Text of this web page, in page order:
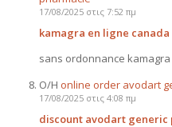
17/08/2025 στις 7:52 πμ
kamagra en ligne
sans ordonnance
Ο/Η online order avodart
17/08/2025 στις 4:08 πμ
discount avodart generic